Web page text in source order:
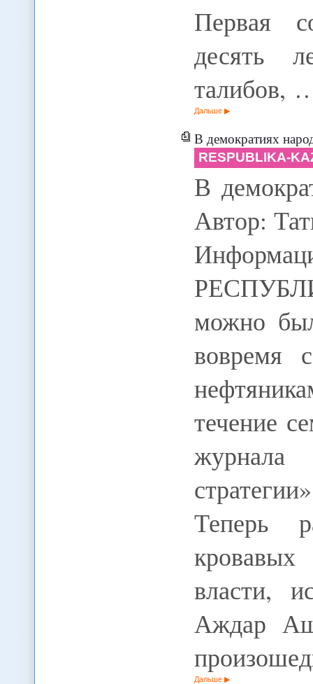
Первая
десять
талибов,
Дальше
В демократиях
RESPUBLIKA-
В
Автор:
можно
вовремя
течение
журнала
Теперь
власти,
Аждар
Дальше